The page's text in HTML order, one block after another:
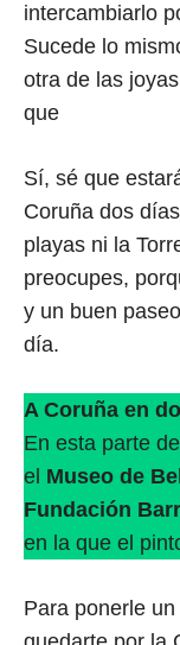
intercambiarlo
Sucede lo
otra de las
que
Sí, sé que
Coruña dos
playas ni la
preocupes,
y un buen
día.
A Coruña en
En esta parte
el Museo de
Fundación
en la que el
Para ponerle